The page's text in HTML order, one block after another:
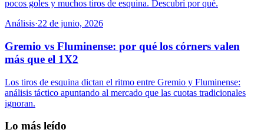
pocos goles y muchos tiros de esquina. Descubrí por qué.
Análisis·22 de junio, 2026
Gremio vs Fluminense: por qué los córners valen
más que el 1X2
Los tiros de esquina dictan el ritmo entre Gremio y Fluminense:
análisis táctico apuntando al mercado que las cuotas tradicionales
ignoran.
Lo más leído